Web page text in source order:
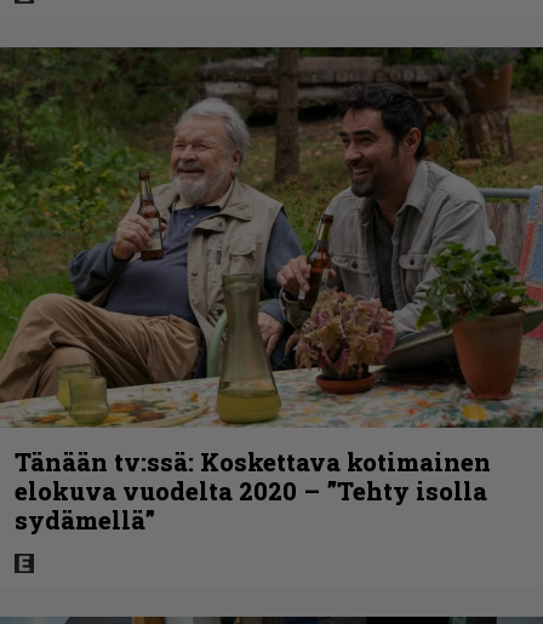
Tänään tv:ssä: Koskettava kotimainen
elokuva vuodelta 2020 – ”Tehty isolla
sydämellä”